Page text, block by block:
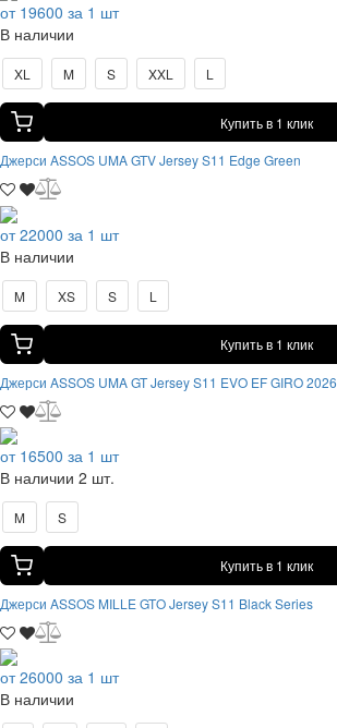
от 19600 за 1 шт
В наличии
XL M S XXL L
Купить в 1 клик
Джерси ASSOS UMA GTV Jersey S11 Edge Green
от 22000 за 1 шт
В наличии
M XS S L
Купить в 1 клик
Джерси ASSOS UMA GT Jersey S11 EVO EF GIRO 2026
от 16500 за 1 шт
В наличии 2 шт.
M S
Купить в 1 клик
Джерси ASSOS MILLE GTO Jersey S11 Black Series
от 26000 за 1 шт
В наличии